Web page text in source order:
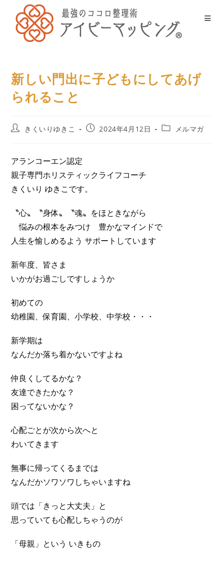
新しい門出に子どもにしてあげ
られること
きくいりゆきこ 2024年4月12日 メルマガ
アランコーエン認定
親子専門ホリスティックライフコーチ
きくいり ゆきこです。
〝心〟〝身体〟〝魂〟をほときながら
悩みの根本をみつけ 豊かなマインドで
人生を愉しめるよう サポートしています
新年度、皆さま
いかがお過ごしですしょうか
初めての
幼稚園、保育園、小学校、中学校・・・
新学期は
なんだか落ち着かないですよね
仲良くしてるかな？
友達できたかな？
困ってないかな？
心配ごとが次から次へと
わいてきます
無事に帰ってくるまでは
なんだかソワソワしちゃいますね
頭では「きっと大丈夫」と
思っていても心配しちゃうのが
「母親」という いきもの